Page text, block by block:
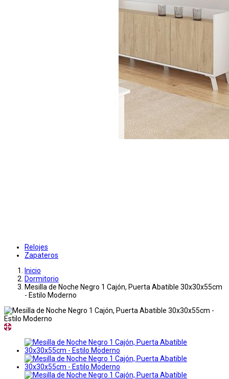
Relojes
Zapateros
Inicio
Dormitorio
Mesilla de Noche Negro 1 Cajón, Puerta Abatible 30x30x55cm
- Estilo Moderno